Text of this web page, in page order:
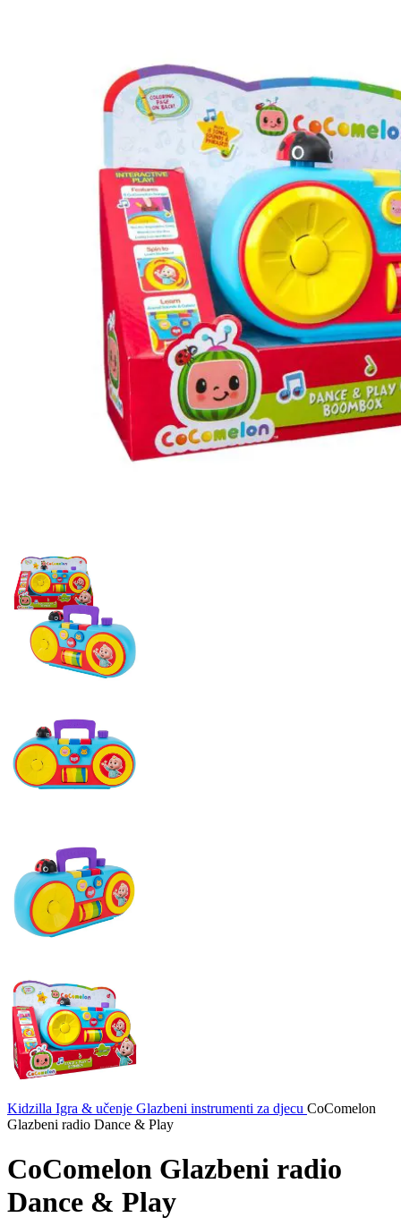
Kidzilla Igra & učenje Glazbeni instrumenti za djecu CoComelon
Glazbeni radio Dance & Play
CoComelon Glazbeni radio
Dance & Play